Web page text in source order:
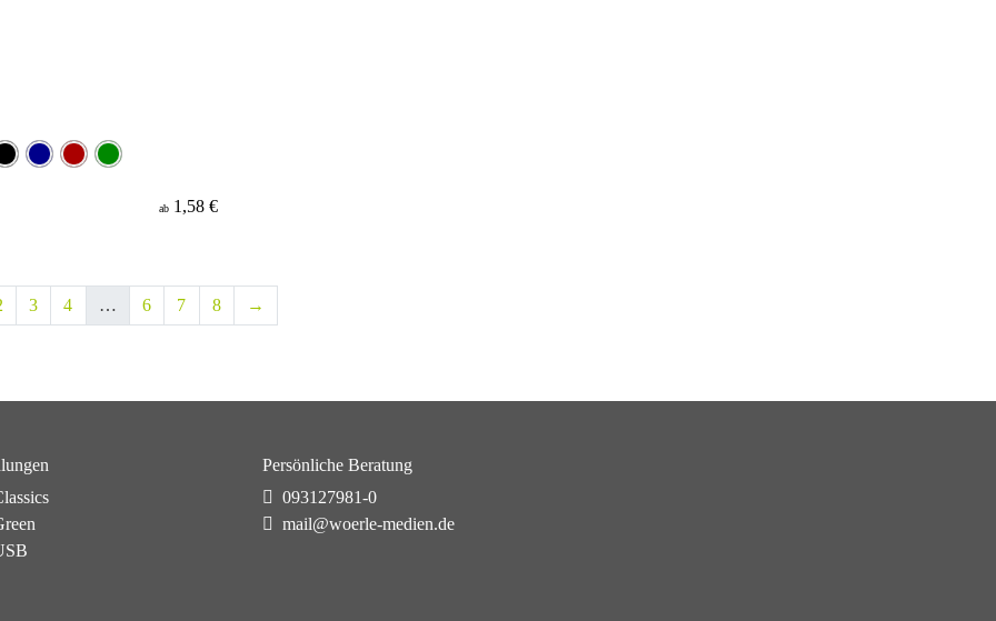
ab 1,58 €
3 4 … 6 7 8 →
Persönliche Beratung
093127981-0
mail@woerle-medien.de